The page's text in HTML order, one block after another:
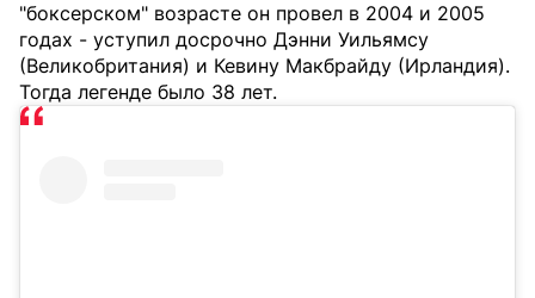
"боксерском" возрасте он провел в 2004 и 2005
годах - уступил досрочно Дэнни Уильямсу
(Великобритания) и Кевину Макбрайду (Ирландия).
Тогда легенде было 38 лет.